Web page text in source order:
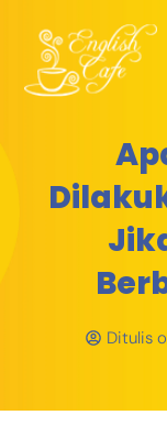
Ditulis